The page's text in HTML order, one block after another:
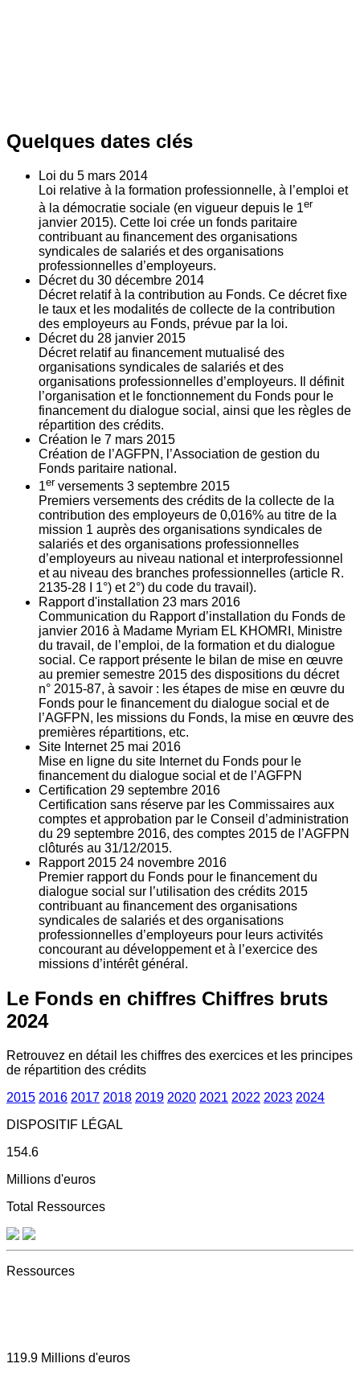
Quelques dates clés
Loi du 5 mars 2014
Loi relative à la formation professionnelle, à l’emploi et
à la démocratie sociale (en vigueur depuis le 1er
janvier 2015). Cette loi crée un fonds paritaire
contribuant au financement des organisations
syndicales de salariés et des organisations
professionnelles d’employeurs.
Décret du 30 décembre 2014
Décret relatif à la contribution au Fonds. Ce décret fixe
le taux et les modalités de collecte de la contribution
des employeurs au Fonds, prévue par la loi.
Décret du 28 janvier 2015
Décret relatif au financement mutualisé des
organisations syndicales de salariés et des
organisations professionnelles d’employeurs. Il définit
l’organisation et le fonctionnement du Fonds pour le
financement du dialogue social, ainsi que les règles de
répartition des crédits.
Création le 7 mars 2015
Création de l’AGFPN, l’Association de gestion du
Fonds paritaire national.
1er versements 3 septembre 2015
Premiers versements des crédits de la collecte de la
contribution des employeurs de 0,016% au titre de la
mission 1 auprès des organisations syndicales de
salariés et des organisations professionnelles
d’employeurs au niveau national et interprofessionnel
et au niveau des branches professionnelles (article R.
2135‐28 I 1°) et 2°) du code du travail).
Rapport d'installation 23 mars 2016
Communication du Rapport d’installation du Fonds de
janvier 2016 à Madame Myriam EL KHOMRI, Ministre
du travail, de l’emploi, de la formation et du dialogue
social. Ce rapport présente le bilan de mise en œuvre
au premier semestre 2015 des dispositions du décret
n° 2015-87, à savoir : les étapes de mise en œuvre du
Fonds pour le financement du dialogue social et de
l’AGFPN, les missions du Fonds, la mise en œuvre des
premières répartitions, etc.
Site Internet 25 mai 2016
Mise en ligne du site Internet du Fonds pour le
financement du dialogue social et de l’AGFPN
Certification 29 septembre 2016
Certification sans réserve par les Commissaires aux
comptes et approbation par le Conseil d’administration
du 29 septembre 2016, des comptes 2015 de l’AGFPN
clôturés au 31/12/2015.
Rapport 2015 24 novembre 2016
Premier rapport du Fonds pour le financement du
dialogue social sur l’utilisation des crédits 2015
contribuant au financement des organisations
syndicales de salariés et des organisations
professionnelles d’employeurs pour leurs activités
concourant au développement et à l’exercice des
missions d’intérêt général.
Le Fonds en chiffres Chiffres bruts
2024
Retrouvez en détail les chiffres des exercices et les principes
de répartition des crédits
2015 2016 2017 2018 2019 2020 2021 2022 2023 2024
DISPOSITIF LÉGAL
154.6
Millions d'euros
Total Ressources
Ressources
119.9 Millions d'euros